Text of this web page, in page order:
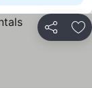
Partilhar